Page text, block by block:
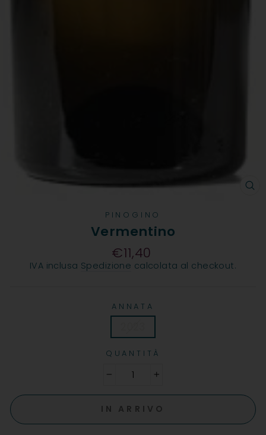
PINOGINO
Vermentino
Prezzo
€11,40
IVA inclusa Spedizione calcolata al checkout.
ANNATA
QUANTITÀ
IN ARRIVO